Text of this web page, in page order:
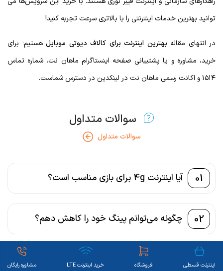
توانید بهترین خدمات اینترنتی را با بالاتری سرعت تجربه کنید!
در انتهای مقاله بهترین اینترنت برای کالاف دیوتی موبایل هستیم؛ برای
خرید، مشاوره و یا پشتیبانی صفحه اینستاگرام ماهان نت، شماره تماس
۱۵۱۴ و اکانت رسمی ماهان نت در لینکدین در دسترس شماست.
سوالات متداول
سوالات متداول
01 آیا اینترنت 4g برای بازی مناسب است؟
02 چگونه می‌توانم پینگ خود را کاهش دهم؟
اینترنت قسطی فروشگاه خرید اینترنت LTE مشاوره رایگان